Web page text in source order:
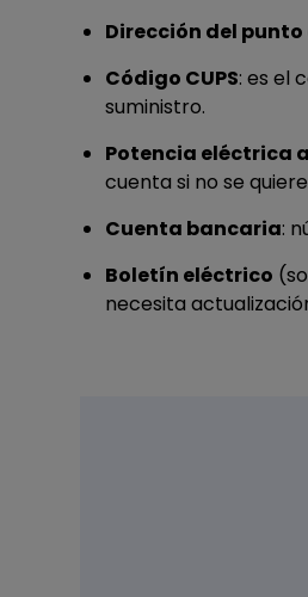
Dirección del
Código CUPS: es el
suministro.
Potencia eléctrica
cuenta si no se
Cuenta bancaria:
Boletín eléctrico
necesita